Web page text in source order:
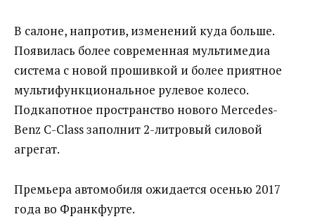
В салоне, напротив, изменений куда больше.
Появилась более современная мультимедиа
система с новой прошивкой и более приятное
мультифункциональное рулевое колесо.
Подкапотное пространство нового Mercedes-
Benz C-Class заполнит 2-литровый силовой
агрегат.
Премьера автомобиля ожидается осенью 2017
года во Франкфурте.